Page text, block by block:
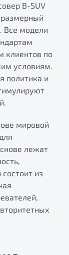
B-SUV
Все модели
клиентов по
условиям.
политика и
мировой
лежат
из